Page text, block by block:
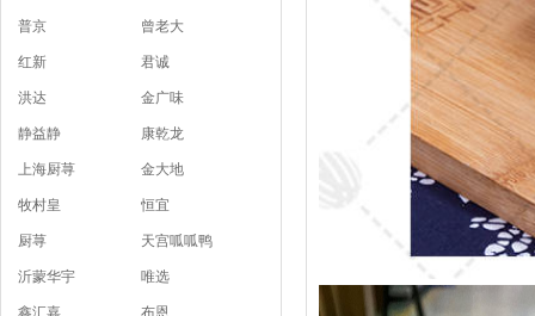
普京
曾老大
红新
君诚
洪达
金广味
静益静
康乾龙
上海厨荨
金大地
牧村皇
恒宜
厨荨
天宫呱呱鸭
沂蒙华宇
唯选
鑫汇嘉
布恩